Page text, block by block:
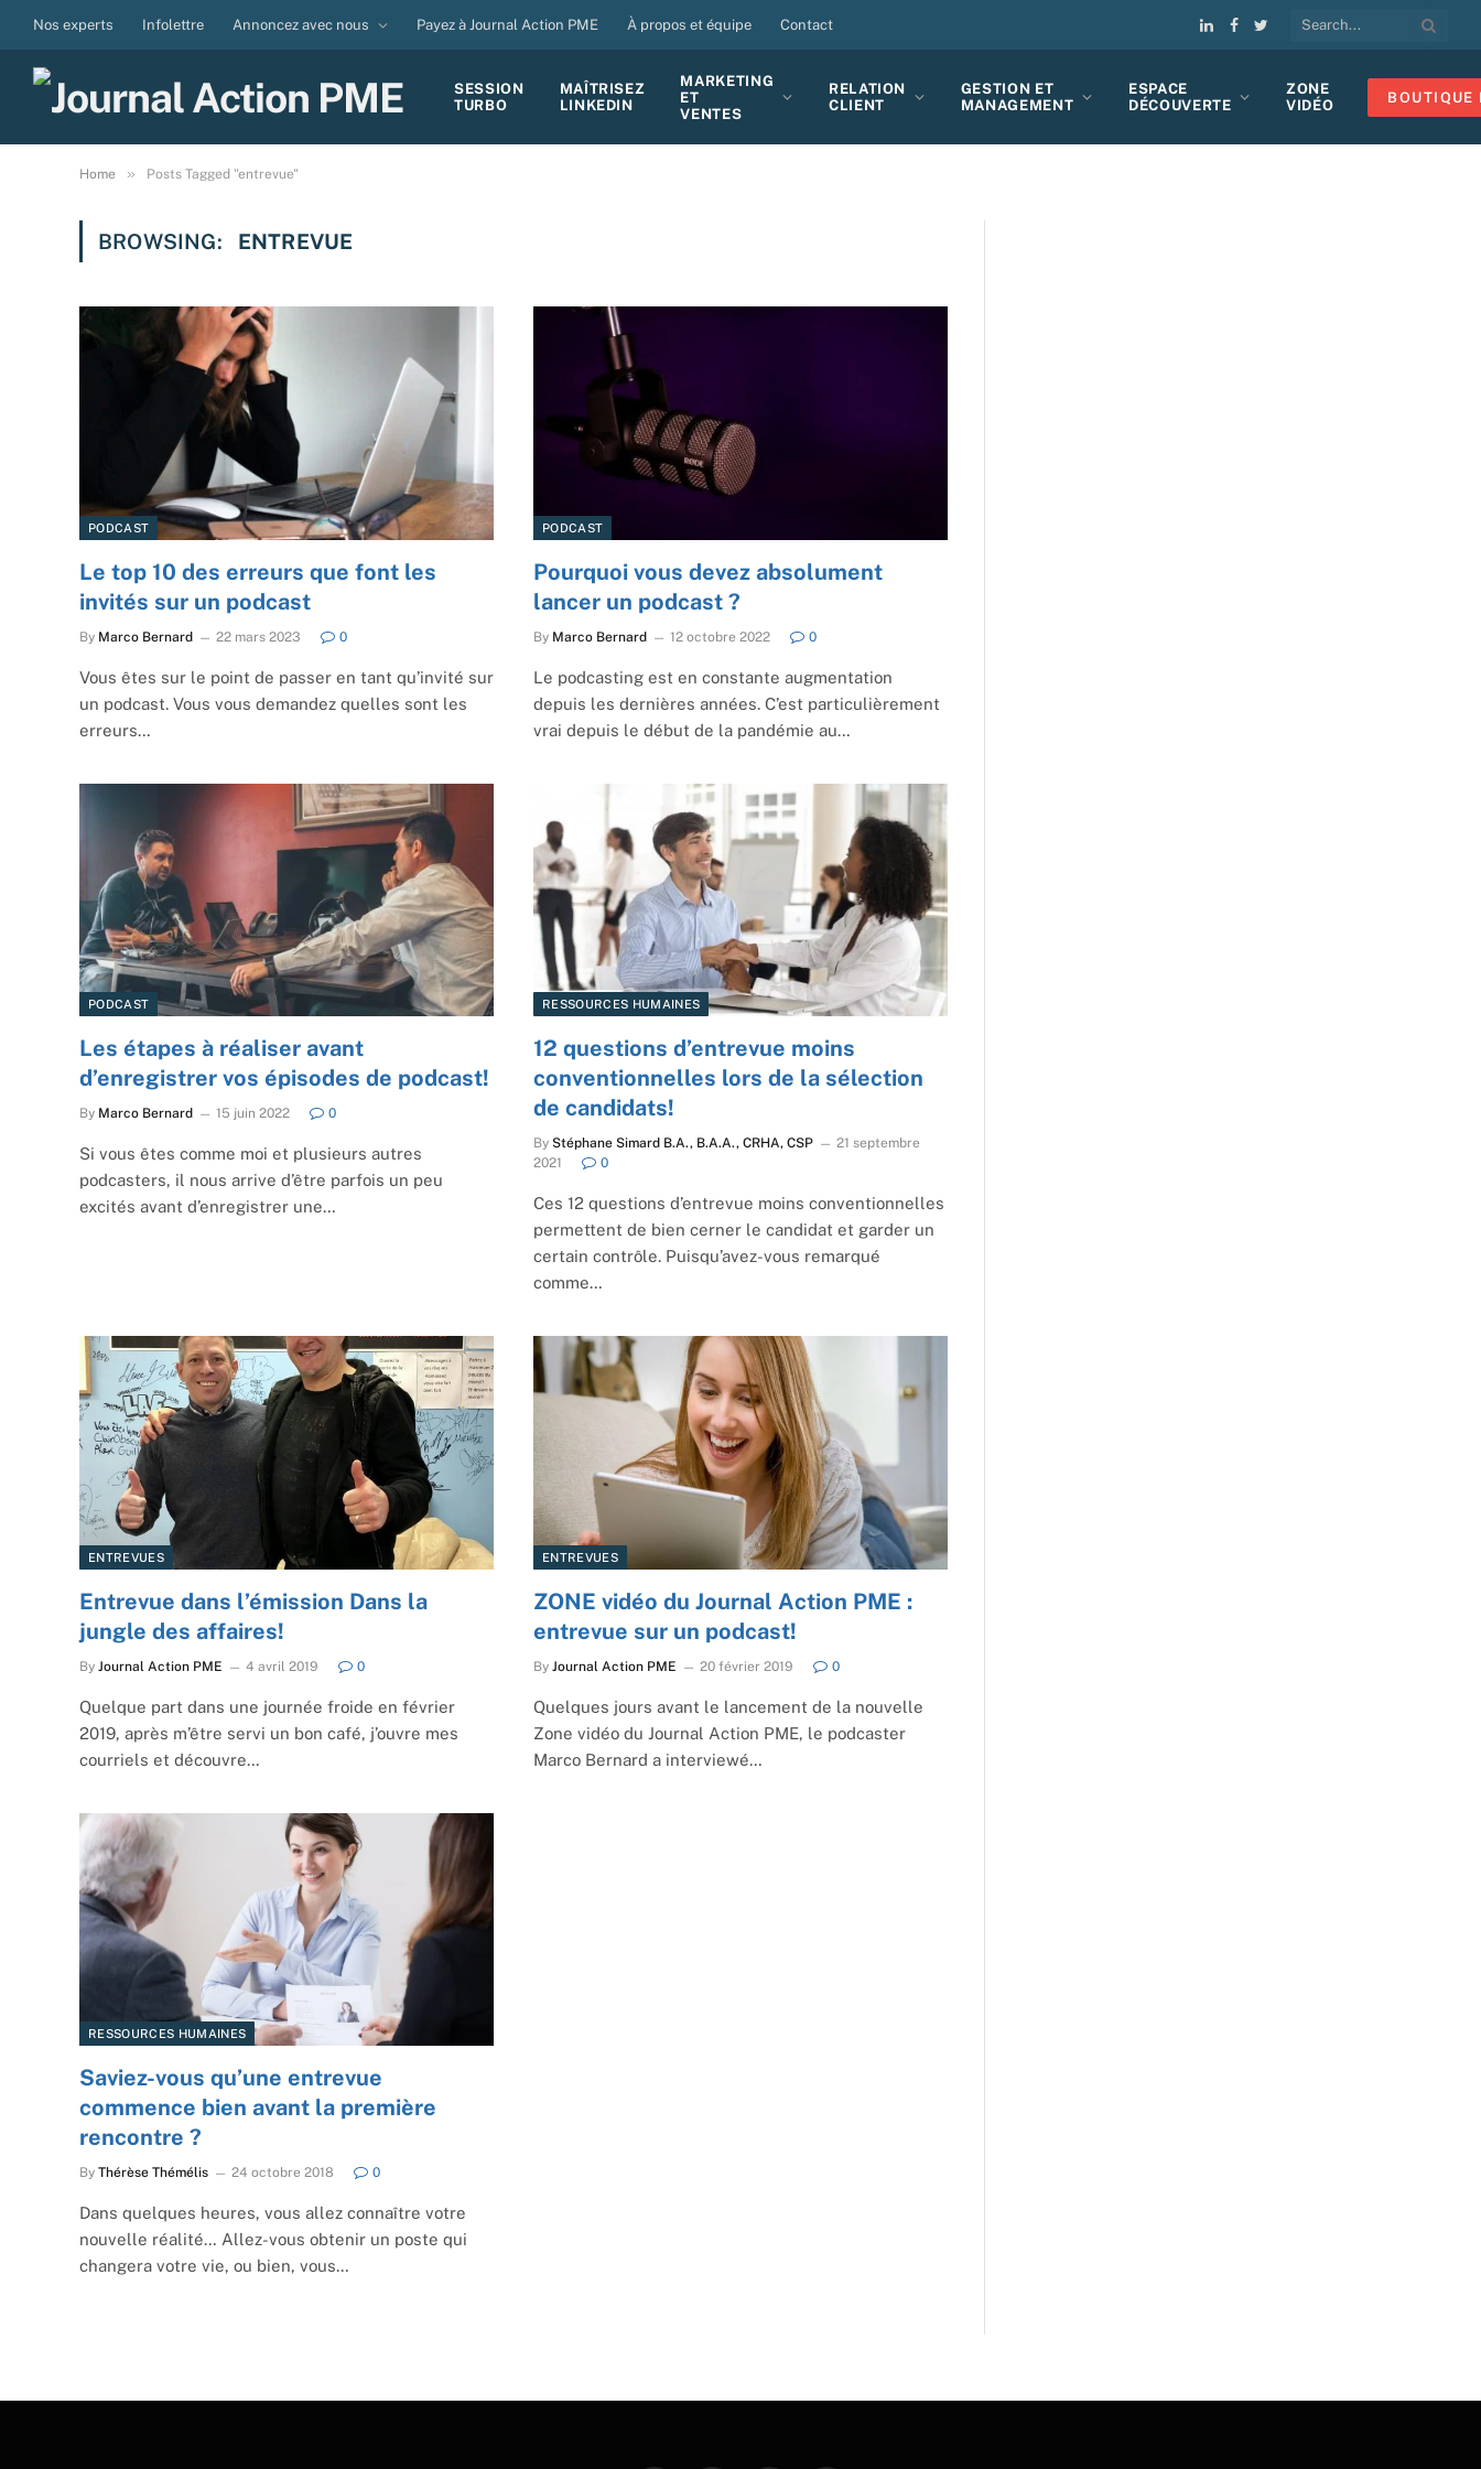
Nos experts Infolettre Annoncez avec nous Payez à Journal Action PME À propos et équipe Contact
LinkedIn
Facebook
Twitter
SESSION
TURBO
MAÎTRISEZ
LINKEDIN
MARKETING
ET
VENTES
RELATION
CLIENT
GESTION ET
MANAGEMENT
ESPACE
DÉCOUVERTE
ZONE
VIDÉO
BOUTIQUE
Home » Posts Tagged "entrevue"
BROWSING: ENTREVUE
PODCAST
Le top 10 des erreurs que font les
invités sur un podcast
By Marco Bernard 22 mars 2023 0
Vous êtes sur le point de passer en tant qu’invité sur
un podcast. Vous vous demandez quelles sont les
erreurs…
PODCAST
Pourquoi vous devez absolument
lancer un podcast ?
By Marco Bernard 12 octobre 2022 0
Le podcasting est en constante augmentation
depuis les dernières années. C’est particulièrement
vrai depuis le début de la pandémie au…
PODCAST
Les étapes à réaliser avant
d’enregistrer vos épisodes de podcast!
By Marco Bernard 15 juin 2022 0
Si vous êtes comme moi et plusieurs autres
podcasters, il nous arrive d’être parfois un peu
excités avant d’enregistrer une…
RESSOURCES HUMAINES
12 questions d’entrevue moins
conventionnelles lors de la sélection
de candidats!
By Stéphane Simard B.A., B.A.A., CRHA, CSP
21 septembre
2021
0
Ces 12 questions d’entrevue moins conventionnelles
permettent de bien cerner le candidat et garder un
certain contrôle. Puisqu’avez-vous remarqué
comme…
ENTREVUES
Entrevue dans l’émission Dans la
jungle des affaires!
By Journal Action PME 4 avril 2019 0
Quelque part dans une journée froide en février
2019, après m’être servi un bon café, j’ouvre mes
courriels et découvre…
ENTREVUES
ZONE vidéo du Journal Action PME :
entrevue sur un podcast!
By Journal Action PME 20 février 2019 0
Quelques jours avant le lancement de la nouvelle
Zone vidéo du Journal Action PME, le podcaster
Marco Bernard a interviewé…
RESSOURCES HUMAINES
Saviez-vous qu’une entrevue
commence bien avant la première
rencontre ?
By Thérèse Thémélis 24 octobre 2018 0
Dans quelques heures, vous allez connaître votre
nouvelle réalité… Allez-vous obtenir un poste qui
changera votre vie, ou bien, vous…